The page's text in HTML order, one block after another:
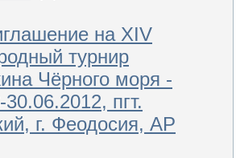
на XIV
турнир
Чёрного моря -
пгт.
г. Феодосия, АР